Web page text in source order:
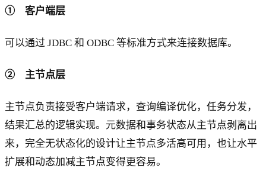
① 客户端层
可以通过 JDBC 和 ODBC 等标准方式来连接数据库。
② 主节点层
主节点负责接受客户端请求，查询编译优化，任务分发，
结果汇总的逻辑实现。元数据和事务状态从主节点剥离出
来，完全无状态化的设计让主节点多活高可用，也让水平
扩展和动态加减主节点变得更容易。